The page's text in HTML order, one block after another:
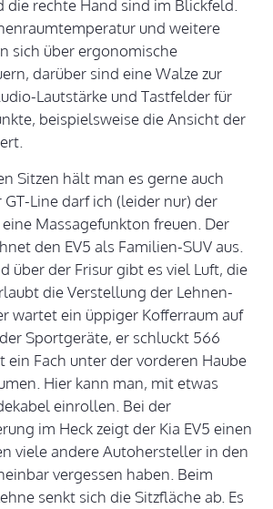
die rechte Hand sind im Blickfeld.
und weitere
sich über ergonomische
darüber sind eine Walze zur
Lautstärke und Tastfelder für
beispielsweise die Ansicht der
Sitzen hält man es gerne auch
Line darf ich (leider nur) der
Massagefunkton freuen. Der
den EV5 als Familien-SUV aus.
über der Frisur gibt es viel Luft, die
die Verstellung der Lehnen-
wartet ein üppiger Kofferraum auf
Sportgeräte, er schluckt 566
ein Fach unter der vorderen Haube
Hier kann man, mit etwas
einrollen. Bei der
im Heck zeigt der Kia EV5 einen
viele andere Autohersteller in den
vergessen haben. Beim
senkt sich die Sitzfläche ab. Es